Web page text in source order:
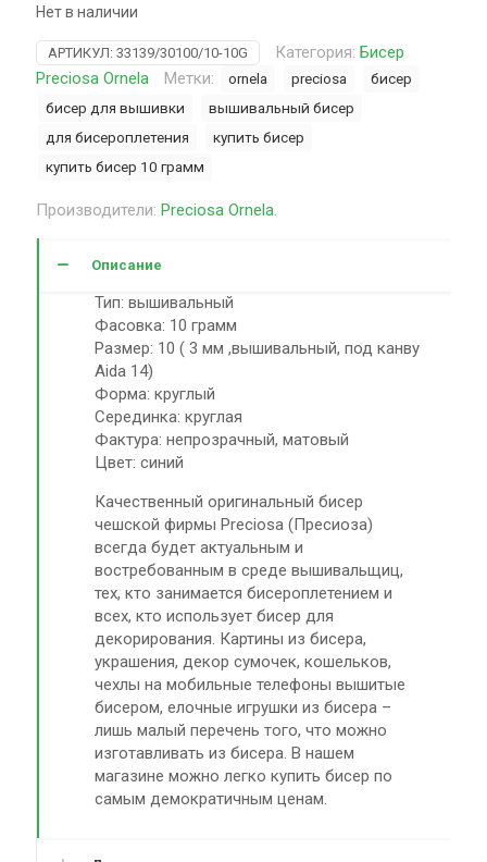
Нет в наличии
АРТИКУЛ: 33139/30100/10-10G Категория: Бисер
Preciosa Ornela
Метки: ornela preciosa
бисер
бисер для вышивки
вышивальный бисер
для бисероплетения
купить бисер
купить бисер 10 грамм
Производители: Preciosa Ornela.
Описание
Тип: вышивальный
Фасовка: 10 грамм
Размер: 10 ( 3 мм ,вышивальный, под канву
Aida 14)
Форма: круглый
Серединка: круглая
Фактура: непрозрачный, матовый
Цвет: синий
Качественный оригинальный бисер
чешской фирмы Preciosa (Пресиоза)
всегда будет актуальным и
востребованным в среде вышивальщиц,
тех, кто занимается бисероплетением и
всех, кто использует бисер для
декорирования. Картины из бисера,
украшения, декор сумочек, кошельков,
чехлы на мобильные телефоны вышитые
бисером, елочные игрушки из бисера –
лишь малый перечень того, что можно
изготавливать из бисера. В нашем
магазине можно легко купить бисер по
самым демократичным ценам.